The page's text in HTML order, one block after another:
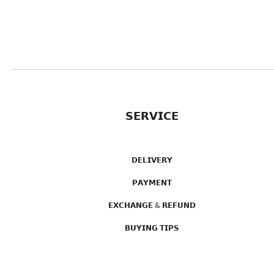
𝗦𝗘𝗥𝗩𝗜𝗖𝗘
𝗗𝗘𝗟𝗜𝗩𝗘𝗥𝗬
𝗣𝗔𝗬𝗠𝗘𝗡𝗧
𝗘𝗫𝗖𝗛𝗔𝗡𝗚𝗘 & 𝗥𝗘𝗙𝗨𝗡𝗗
𝗕𝗨𝗬𝗜𝗡𝗚 𝗧𝗜𝗣𝗦